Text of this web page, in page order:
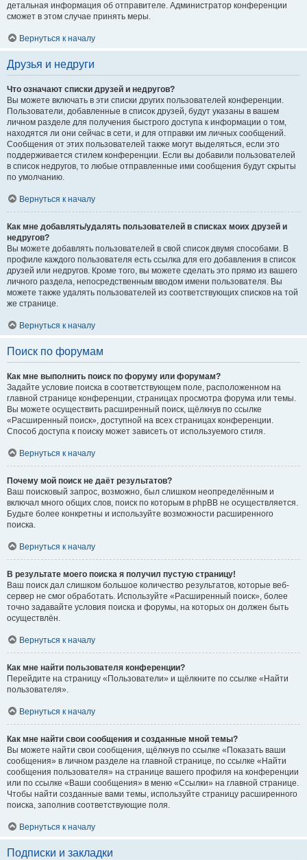
детальная информация об отправителе. Администратор конференции
сможет в этом случае принять меры.
Вернуться к началу
Друзья и недруги
Что означают списки друзей и недругов?
Вы можете включать в эти списки других пользователей конференции.
Пользователи, добавленные в список друзей, будут указаны в вашем
личном разделе для получения быстрого доступа к информации о том,
находятся ли они сейчас в сети, и для отправки им личных сообщений.
Сообщения от этих пользователей также могут выделяться, если это
поддерживается стилем конференции. Если вы добавили пользователей
в список недругов, то любые отправленные ими сообщения будут скрыты
по умолчанию.
Вернуться к началу
Как мне добавлять/удалять пользователей в списках моих друзей и
недругов?
Вы можете добавлять пользователей в свой список двумя способами. В
профиле каждого пользователя есть ссылка для его добавления в список
друзей или недругов. Кроме того, вы можете сделать это прямо из вашего
личного раздела, непосредственным вводом имени пользователя. Вы
можете также удалять пользователей из соответствующих списков на той
же странице.
Вернуться к началу
Поиск по форумам
Как мне выполнить поиск по форуму или форумам?
Задайте условие поиска в соответствующем поле, расположенном на
главной странице конференции, страницах просмотра форума или темы.
Вы можете осуществить расширенный поиск, щёлкнув по ссылке
«Расширенный поиск», доступной на всех страницах конференции.
Способ доступа к поиску может зависеть от используемого стиля.
Вернуться к началу
Почему мой поиск не даёт результатов?
Ваш поисковый запрос, возможно, был слишком неопределённым и
включал много общих слов, поиск по которым в phpBB не осуществляется.
Будьте более конкретны и используйте возможности расширенного
поиска.
Вернуться к началу
В результате моего поиска я получил пустую страницу!
Ваш поиск дал слишком большое количество результатов, которые веб-
сервер не смог обработать. Используйте «Расширенный поиск», более
точно задавайте условия поиска и форумы, на которых он должен быть
осуществлён.
Вернуться к началу
Как мне найти пользователя конференции?
Перейдите на страницу «Пользователи» и щёлкните по ссылке «Найти
пользователя».
Вернуться к началу
Как мне найти свои сообщения и созданные мной темы?
Вы можете найти свои сообщения, щёлкнув по ссылке «Показать ваши
сообщения» в личном разделе на главной странице, по ссылке «Найти
сообщения пользователя» на странице вашего профиля на конференции
или по ссылке «Ваши сообщения» в меню «Ссылки» на главной странице.
Чтобы найти созданные вами темы, используйте страницу расширенного
поиска, заполнив соответствующие поля.
Вернуться к началу
Подписки и закладки